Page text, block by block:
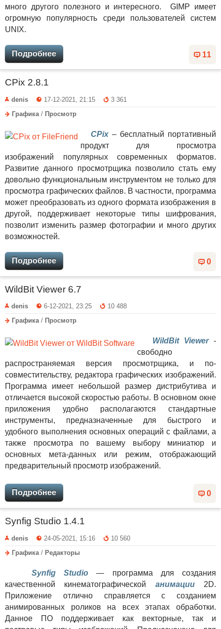
много другого полезного и интересного. GIMP имеет
огромную популярность среди пользователей систем
UNIX.
11
Подробнее
CPix 2.8.1
denis 17-12-2021, 21:15
3 361
Графика / Просмотр
CPix – бесплатный портативный
продукт для просмотра
изображений популярных современных форматов.
Развитие данного просмотрщика позволило стать ему
довольно функциональным инструментом не только для
просмотра графических файлов. В частности, программа
может преобразовать из одного формата изображения в
другой, поддерживает некоторые типы шифрования,
позволит изменить размер фотографии и много других
возможностей.
0
Подробнее
WildBit Viewer 6.7
denis 6-12-2021, 23:25
10 488
Графика/ Просмотр
WildBit Viewer-
свободно
распространяемая версия просмотрщика, и по-
совместительству, редактора графических изображений.
Программа имеет небольшой размер дистрибутива и
отличается высокой скоростью работы. В основном окне
приложения удобно располагаются стандартные
инструменты, предназначенные для быстрого и
удобного выполнения основных операций с файлами, а
также просмотра по вашему выбору миниатюр и
основных мета-данных или режим, отображающий
предварительный просмотр изображений.
0
Подробнее
Synfig Studio 1.4.1
denis 24-05-2021, 15:16
10 560
Графика / Редакторы
Synfig Studio — программа для создания
качественной кинематографической анимации2D.
Приложение отлично справляется с созданием
анимированных роликов на всех этапах обработки.
Данное ПО поддерживает как векторные, так и